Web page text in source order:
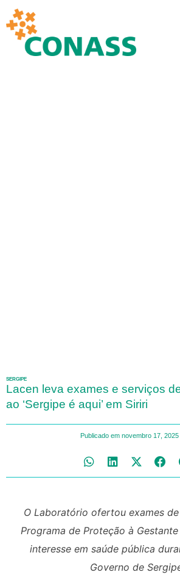
SERGIPE
Lacen leva exames e serviços
ao ‘Sergipe é aqui’ em Siriri
Publicado em novembro 17, 2025
O Laboratório ofertou exames de PSA, testes do
Programa de Proteção à
interesse em saúde pública
Governo de